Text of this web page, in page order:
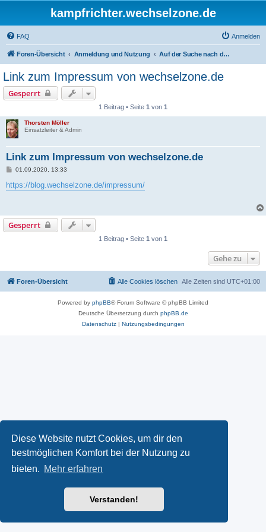
Diese Website nutzt Cookies, um dir den
bestmöglichen Komfort bei der Nutzung zu
bieten. Mehr erfahren
Verstanden!
kampfrichter.wechselzone.de
FAQ Anmelden
Foren-Übersicht Anmeldung und Nutzung Auf der Suche nach dem Impressum ...?
Link zum Impressum von wechselzone.de
Gesperrt
1 Beitrag • Seite 1 von 1
Thorsten Möller
Einsatzleiter & Admin
Link zum Impressum von wechselzone.de
B
i
t
01.09.2020, 13:33
https://blog.wechselzone.de/impressum/
Gesperrt
1 Beitrag • Seite 1 von 1
Gehe zu
Foren-Übersicht Alle Zeiten sind UTC+01:00
Alle Cookies löschen
Powered by phpBB® Forum Software © phpBB Limited
Deutsche Übersetzung durch phpBB.de
Datenschutz| Nutzungsbedingungen